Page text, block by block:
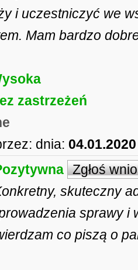
i uczestniczyć we
Mam bardzo
zastrzeżeń
dnia:
Zgłoś
skuteczny
sprawy i
co piszą o